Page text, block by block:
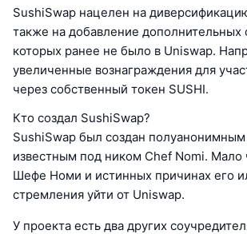
SushiSwap нацелен на
также на добавление дополнительных
которых ранее не было в Uniswap.
увеличенные вознаграждения для
через собственный токен SUSHI.
Кто создал SushiSwap?
SushiSwap был создан полуанонимным
известным под ником Chef Nomi. Мало
Шефе Номи и истинных причинах его
стремления уйти от Uniswap.
У проекта есть два других